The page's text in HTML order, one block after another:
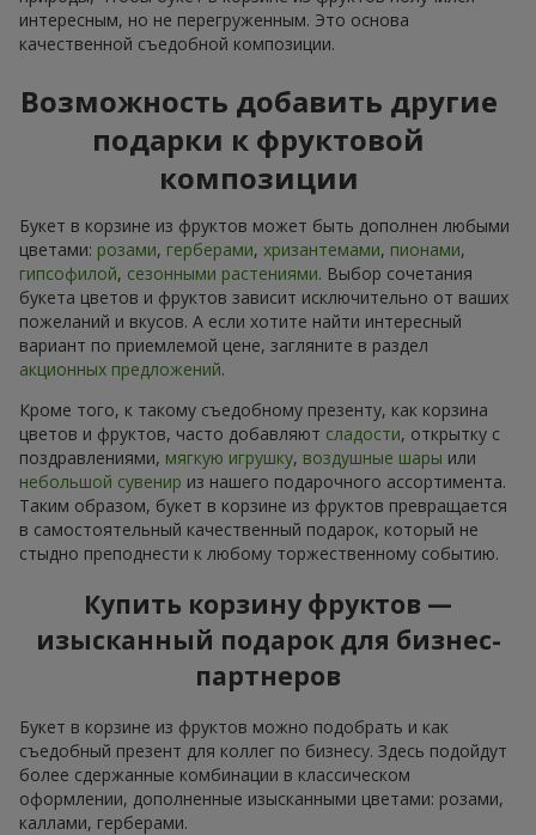
интересным, но не перегруженным. Это основа
качественной съедобной композиции.
Возможность добавить другие
подарки к фруктовой
композиции
Букет в корзине из фруктов может быть дополнен любыми
цветами: розами, герберами, хризантемами, пионами,
гипсофилой, сезонными растениями. Выбор сочетания
букета цветов и фруктов зависит исключительно от ваших
пожеланий и вкусов. А если хотите найти интересный
вариант по приемлемой цене, загляните в раздел
акционных предложений.
Кроме того, к такому съедобному презенту, как корзина
цветов и фруктов, часто добавляют сладости, открытку с
поздравлениями, мягкую игрушку, воздушные шары или
небольшой сувенир из нашего подарочного ассортимента.
Таким образом, букет в корзине из фруктов превращается
в самостоятельный качественный подарок, который не
стыдно преподнести к любому торжественному событию.
Купить корзину фруктов —
изысканный подарок для бизнес-
партнеров
Букет в корзине из фруктов можно подобрать и как
съедобный презент для коллег по бизнесу. Здесь подойдут
более сдержанные комбинации в классическом
оформлении, дополненные изысканными цветами: розами,
каллами, герберами.